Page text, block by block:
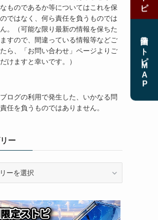
ものであるか等についてはこれを保
ではなく、何ら責任を負うものでは
。（可能な限り最新の情報を保ちた
すので、間違っている情報等などご
ら、「お問い合わせ」ページよりご
けますと幸いです。）
ログの利用で発生した、いかなる問
任を負うものではありません。
ー
全国ストピMAP